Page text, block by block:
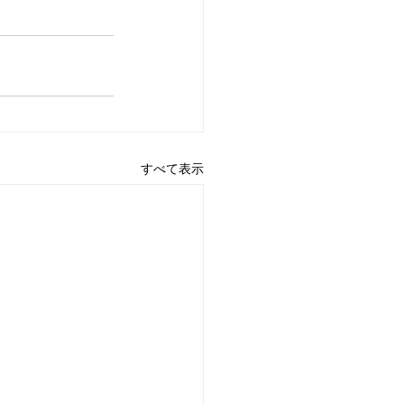
すべて表示